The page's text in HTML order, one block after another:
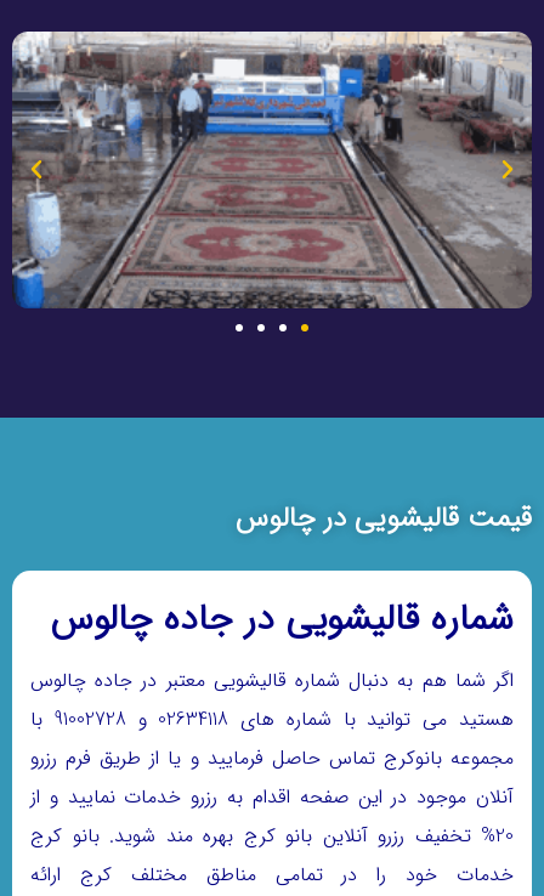
قیمت قالیشویی در چالوس
شماره قالیشویی در جاده چالوس
اگر شما هم به دنبال شماره قالیشویی معتبر در جاده چالوس
هستید می توانید با شماره های 02634118 و 91002728 با
مجموعه بانوکرج تماس حاصل فرمایید و یا از طریق فرم رزرو
آنلان موجود در این صفحه اقدام به رزرو خدمات نمایید و از
20% تخفیف رزرو آنلاین بانو کرج بهره مند شوید. بانو کرج
خدمات خود را در تمامی مناطق مختلف کرج ارائه